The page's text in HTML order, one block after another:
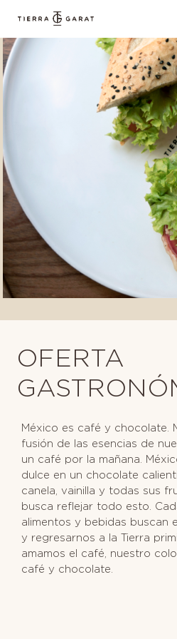
OFERTA
México es café y chocolate.
fusión de las esencias de
un café por la mañana.
dulce en un chocolate
canela, vainilla y todas sus
busca reflejar todo esto.
alimentos y bebidas buscan
y regresarnos a la Tierra
amamos el café, nuestro
café y chocolate.